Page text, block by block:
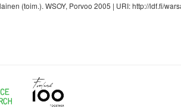
(toim.). WSOY, Porvoo 2005 | URI: http://ldf.fi/